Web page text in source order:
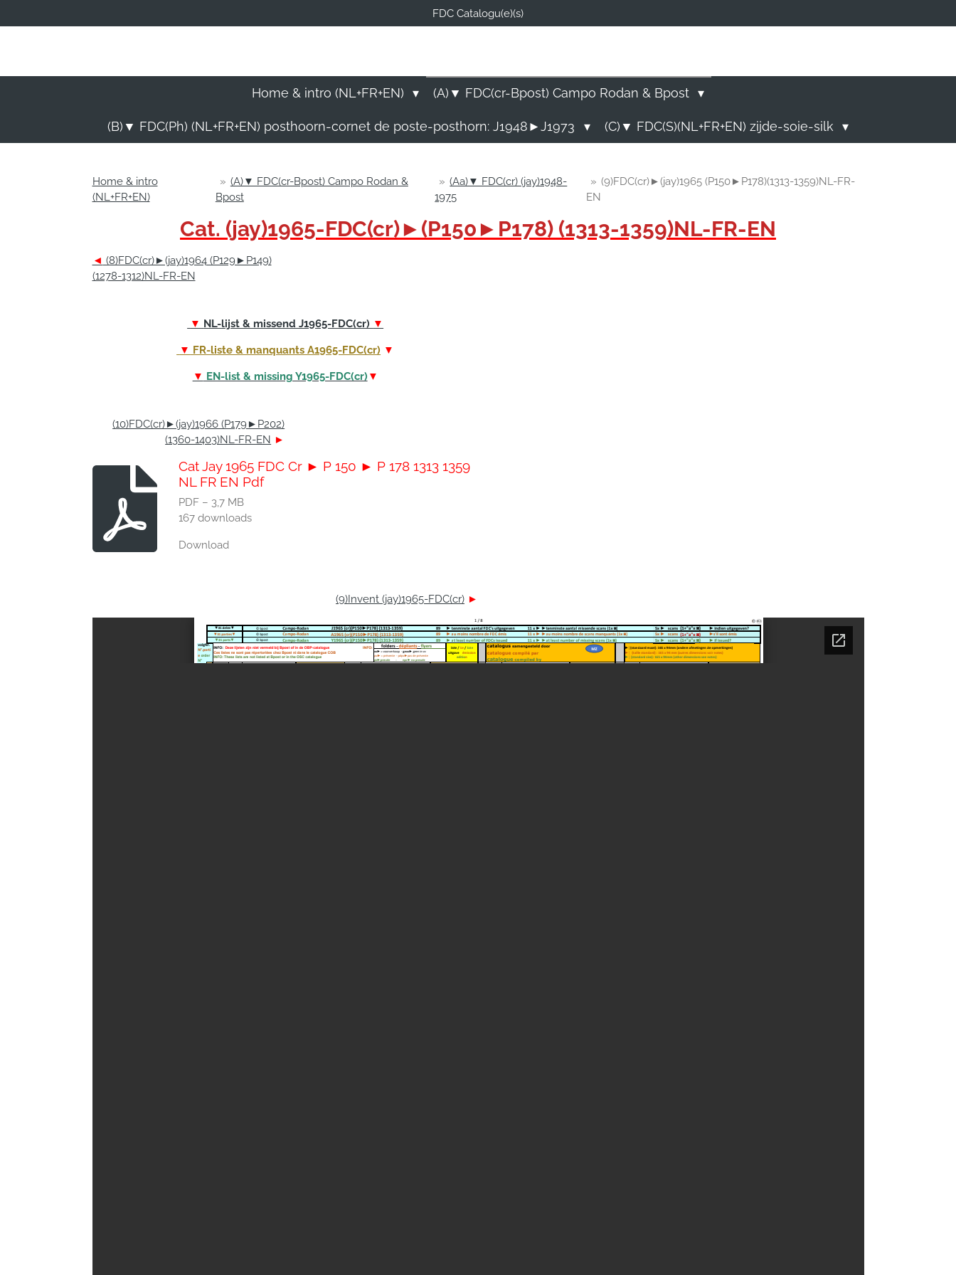
direct
hoofdinhoud
FDC Catalogu(e)(s)
Home & intro (NL+FR+EN) (A)▼ FDC(cr-Bpost) Campo Rodan & Bpost
(B)▼ FDC(Ph) (NL+FR+EN) posthoorn-cornet de poste-posthorn: J1948►J1973 (C)▼ FDC(S)(NL+FR+EN) zijde-soie-silk
Home & intro
(NL+FR+EN)
» (A)▼ FDC(cr-Bpost) Campo Rodan &
Bpost
» (Aa)▼ FDC(cr) (jay)1948-
1975
» (9)FDC(cr)►(jay)1965 (P150►P178)(1313-1359)NL-FR-
EN
Cat. (jay)1965-FDC(cr)►(P150►P178) (1313-1359)NL-FR-EN
◄ (8)FDC(cr)►(jay)1964 (P129►P149)
(1278-1312)NL-FR-EN
▼ NL-lijst & missend J1965-FDC(cr) ▼
▼ FR-liste & manquants A1965-FDC(cr) ▼
▼ EN-list & missing Y1965-FDC(cr) ▼
(10)FDC(cr)►(jay)1966 (P179►P202)
(1360-1403)NL-FR-EN ►
Cat Jay 1965 FDC Cr ► P 150 ► P 178 1313 1359
NL FR EN Pdf
PDF – 3,7 MB
167 downloads
Download
(9)Invent (jay)1965-FDC(cr) ►